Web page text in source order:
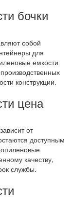
бочки
собой
для
емкости
конструкции.
цена
от
доступным
качеству,
службы.